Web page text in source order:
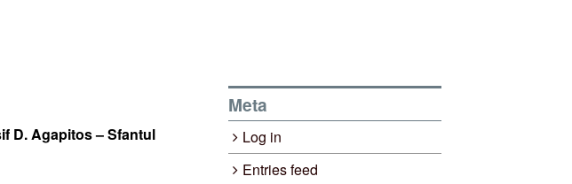
D. Agapitos – Sfantul
Meta
Log in
Entries feed